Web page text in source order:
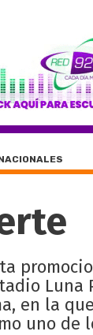
Luna
en la
uno de